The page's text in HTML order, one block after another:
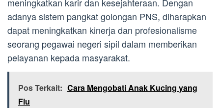
adanya sistem pangkat golongan PNS, diharapkan
dapat meningkatkan kinerja dan profesionalisme
seorang pegawai negeri sipil dalam memberikan
pelayanan kepada masyarakat.
Pos Terkait: Cara Mengobati Anak Kucing yang
Flu